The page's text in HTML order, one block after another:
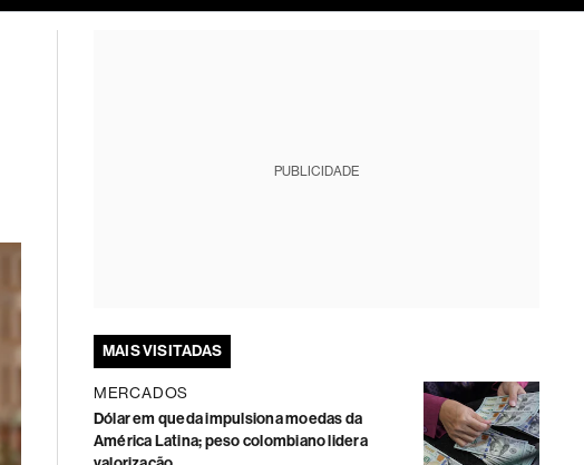
PUBLICIDADE
MAIS VISITADAS
MERCADOS
Dólar em queda impulsiona moedas da
América Latina; peso colombiano lidera